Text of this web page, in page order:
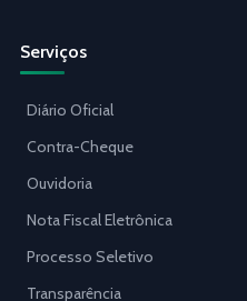
Serviços
Diário Oficial
Contra-Cheque
Ouvidoria
Nota Fiscal Eletrônica
Processo Seletivo
Transparência